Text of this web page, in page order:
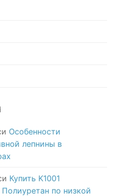
Особенности
лепнины в
Купить K1001
по низкой